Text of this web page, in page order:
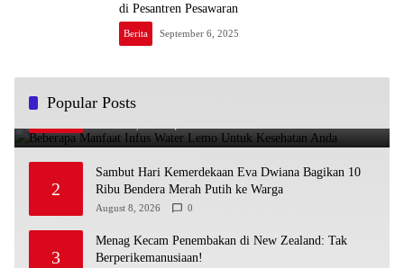
di Pesantren Pesawaran
Berita September 6, 2025
Popular Posts
1
Anda
2
Sambut Hari Kemerdekaan Eva Dwiana Bagikan 10
Ribu Bendera Merah Putih ke Warga
August 8, 2026 0
3
Menag Kecam Penembakan di New Zealand: Tak
Berperikemanusiaan!